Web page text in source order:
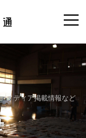
メディア掲載情報など